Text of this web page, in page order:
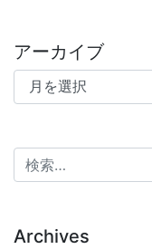
アーカイブ
アーカイブ
検索:
Archives